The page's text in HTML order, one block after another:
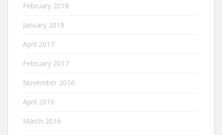
February 2018
January 2018
April 2017
February 2017
November 2016
April 2016
March 2016